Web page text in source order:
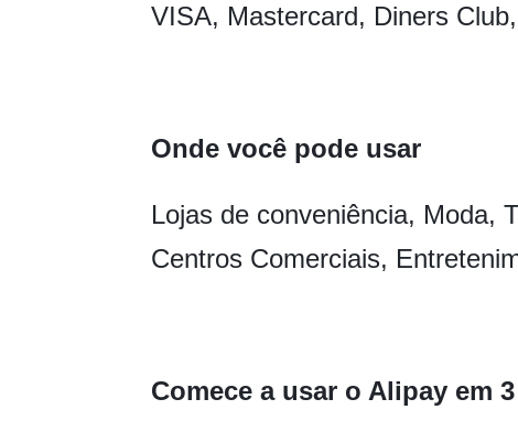
VISA, Mastercard, Diners
Onde você pode usar
Lojas de conveniência, Moda,
Centros Comerciais,
Comece a usar o Alipay em